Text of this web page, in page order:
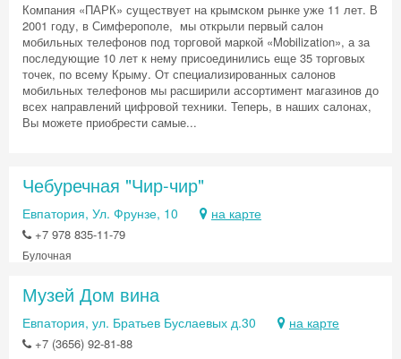
Компания «ПАРК» существует на крымском рынке уже 11 лет. В
2001 году, в Симферополе, мы открыли первый салон
мобильных телефонов под торговой маркой «Mobilization», а за
последующие 10 лет к нему присоединились еще 35 торговых
точек, по всему Крыму. От специализированных салонов
мобильных телефонов мы расширили ассортимент магазинов до
всех направлений цифровой техники. Теперь, в наших салонах,
Вы можете приобрести самые...
Чебуречная "Чир-чир"
Евпатория, Ул. Фрунзе, 10 на карте
+7 978 835-11-79
Булочная
Музей Дом вина
Евпатория, ул. Братьев Буслаевых д.30 на карте
+7 (3656) 92-81-88